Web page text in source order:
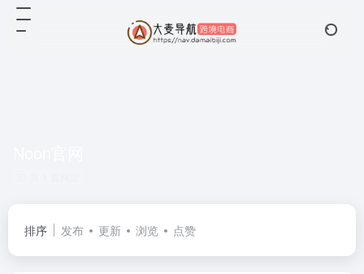
排序 发布 更新 浏览 点赞